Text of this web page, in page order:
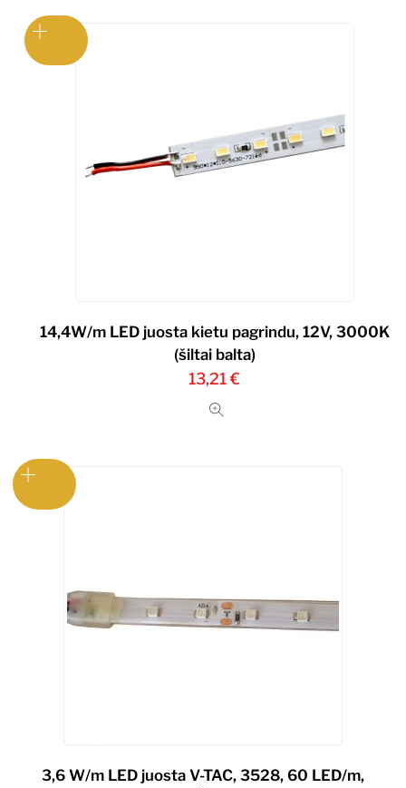
14,4W/m LED juosta kietu pagrindu, 12V, 3000K
(šiltai balta)
13,21€
3,6 W/m LED juosta V-TAC, 3528, 60 LED/m,